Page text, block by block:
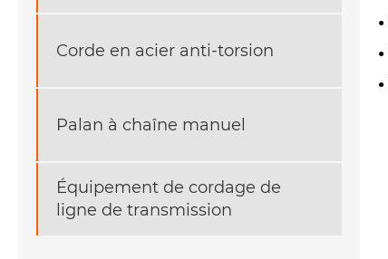
Corde en acier anti-torsion
Palan à chaîne manuel
Équipement de cordage de
ligne de transmission